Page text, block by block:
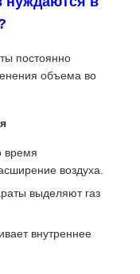
постоянно
объема во
время
воздуха.
выделяют газ
внутреннее